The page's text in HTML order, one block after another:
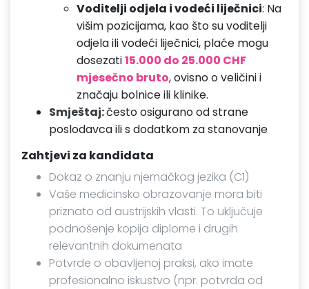
Voditelji odjela i vodeći liječnici: Na
višim pozicijama, kao što su voditelji
odjela ili vodeći liječnici, plaće mogu
dosezati15.000 do 25.000 CHF
mjesečno bruto, ovisno o veličini i
značaju bolnice ili klinike.
Smještaj:često osigurano od strane
poslodavca ili s dodatkom za stanovanje
Zahtjevi za kandidata
Dokaz o znanju njemačkog jezika (C1)
Vaše medicinsko obrazovanje mora biti
priznato od austrijskih vlasti. To uključuje
podnošenje kopija diplome i drugih
relevantnih dokumenata
Potvrde o obavljenoj praksi, ako imate
profesionalno iskustvo (npr. potvrda od